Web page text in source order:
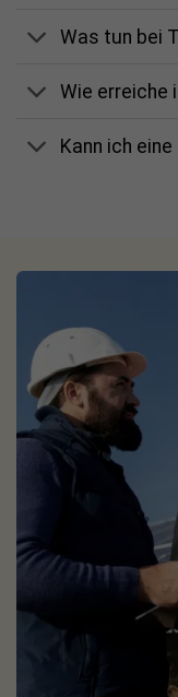
Was tun bei
Wie erreiche
Kann ich